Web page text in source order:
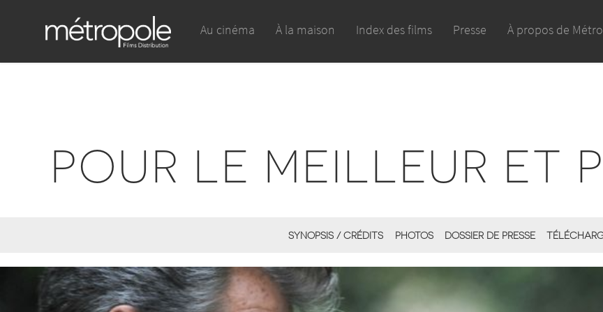
Au cinéma À la maison Index des films Presse À propos de
POUR LE MEILLEUR ET
SYNOPSIS / CRÉDITS PHOTOS DOSSIER DE PRESSE